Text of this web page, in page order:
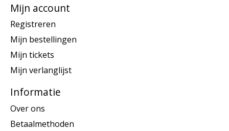
Mijn account
Registreren
Mijn bestellingen
Mijn tickets
Mijn verlanglijst
Informatie
Over ons
Betaalmethoden